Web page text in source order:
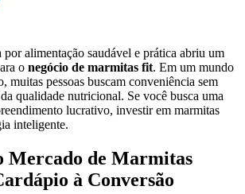
por alimentação saudável e prática abriu um
o negócio de marmitas fit. Em um mundo
muitas pessoas buscam conveniência sem
qualidade nutricional. Se você busca uma
lucrativo, investir em marmitas
inteligente.
Mercado de Marmitas
à Conversão